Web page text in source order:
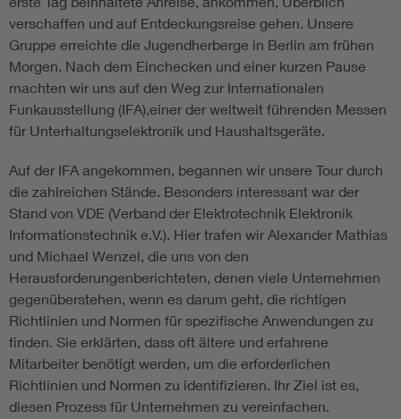
Energy efficiency
Energy storage
Functional safety
verschaffen und auf Entdeckungsreise gehen. Unsere
Gruppe erreichte die Jugendherberge in Berlin am frühen
Morgen. Nach dem Einchecken und einer kurzen Pause
machten wir uns auf den Weg zur Internationalen
Funkausstellung (IFA),einer der weltweit führenden Messen
für Unterhaltungselektronik und Haushaltsgeräte.
Auf der IFA angekommen, begannen wir unsere Tour durch
die zahlreichen Stände. Besonders interessant war der
Stand von VDE (Verband der Elektrotechnik Elektronik
Informationstechnik e.V.). Hier trafen wir Alexander Mathias
und Michael Wenzel, die uns von den
Herausforderungenberichteten, denen viele Unternehmen
gegenüberstehen, wenn es darum geht, die richtigen
Richtlinien und Normen für spezifische Anwendungen zu
finden. Sie erklärten, dass oft ältere und erfahrene
Mitarbeiter benötigt werden, um die erforderlichen
Richtlinien und Normen zu identifizieren. Ihr Ziel ist es,
diesen Prozess für Unternehmen zu vereinfachen.